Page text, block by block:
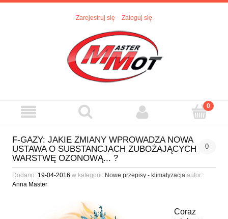
Zarejestruj się Zaloguj się
F-GAZY: JAKIE ZMIANY WPROWADZA NOWA
USTAWA O SUBSTANCJACH ZUBOŻAJĄCYCH
WARSTWĘ OZONOWĄ... ?
0
Dodano: 19-04-2016 w kategorii: Nowe przepisy - klimatyzacja autor:
Anna Master
Coraz